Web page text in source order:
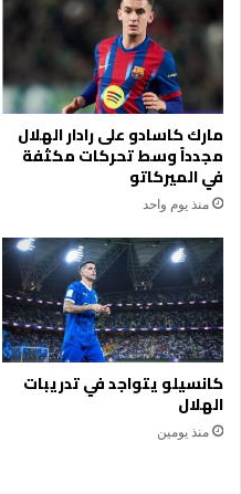
مارك كاسادو على رادار الهلال
مجدداً وسط تحركات مكثفة
في الميركاتو
منذ يوم واحد
كانسيلو يتواجد في تدريبات
الهلال
منذ يومين